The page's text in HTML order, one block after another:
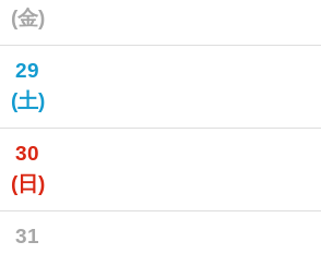
(金)
29
(土)
30
(日)
31